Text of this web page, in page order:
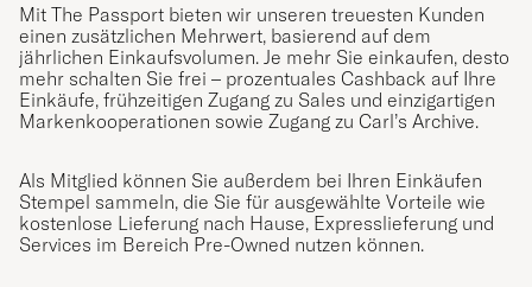
Mit The Passport bieten wir unseren treuesten Kunden
einen zusätzlichen Mehrwert, basierend auf dem
jährlichen Einkaufsvolumen. Je mehr Sie einkaufen, desto
mehr schalten Sie frei – prozentuales Cashback auf Ihre
Einkäufe, frühzeitigen Zugang zu Sales und einzigartigen
Markenkooperationen sowie Zugang zu Carl’s Archive.
Als Mitglied können Sie außerdem bei Ihren Einkäufen
Stempel sammeln, die Sie für ausgewählte Vorteile wie
kostenlose Lieferung nach Hause, Expresslieferung und
Services im Bereich Pre-Owned nutzen können.